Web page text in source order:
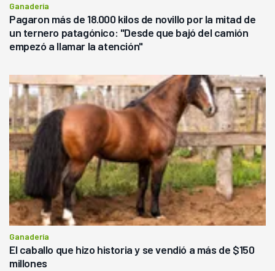
Ganadería
Pagaron más de 18.000 kilos de novillo por la mitad de
un ternero patagónico: "Desde que bajó del camión
empezó a llamar la atención"
Ganadería
El caballo que hizo historia y se vendió a más de $150
millones